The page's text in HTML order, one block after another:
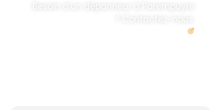
Besoin d’un dépanneur à Parempuyre